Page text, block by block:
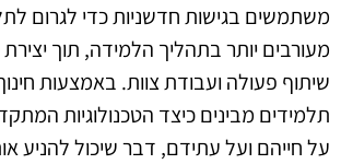
משתמשים בגישות חדשניות כדי לגרום
מעורבים יותר בתהליך הלמידה, תוך
תלמידים מבינים כיצד הטכנולוגיות
על חייהם ועל עתידם, דבר שיכול להניע